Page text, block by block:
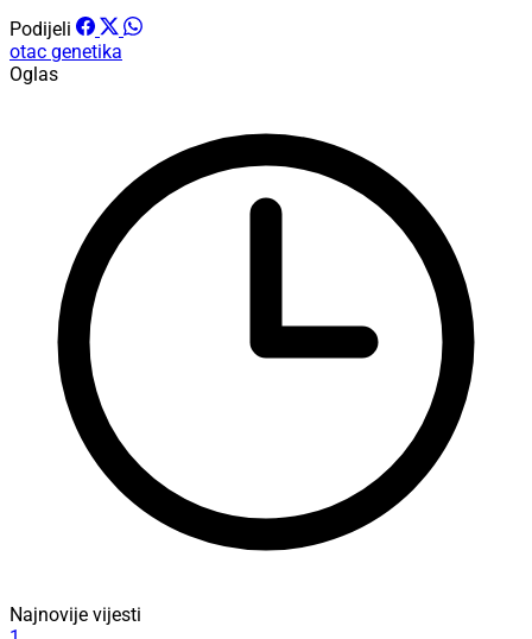
Podijeli
otac genetika
Oglas
Najnovije vijesti